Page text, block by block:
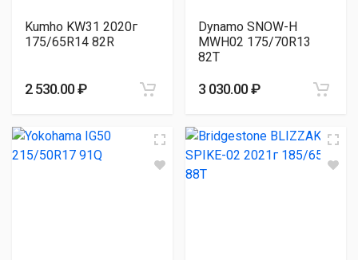
Kumho KW31 2020г
175/65R14 82R
2 530.00 ₽
Dynamo SNOW-H
MWH02 175/70R13
82T
3 030.00 ₽